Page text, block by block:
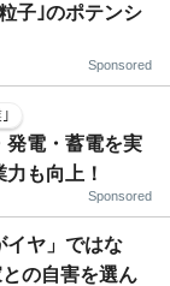
子｣のポテンシ
Sponsored
発電・蓄電を実
も向上！
Sponsored
イヤ」ではな
の自害を選ん